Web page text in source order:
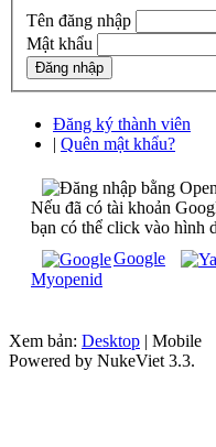
Tên đăng nhập
Mật khẩu
Đăng ký thành viên
| Quên mật khẩu?
Nếu đã có tài khoản
bạn có thể click vào hình
Google
Myopenid
Xem bản: Desktop | Mobile
Powered by NukeViet 3.3.